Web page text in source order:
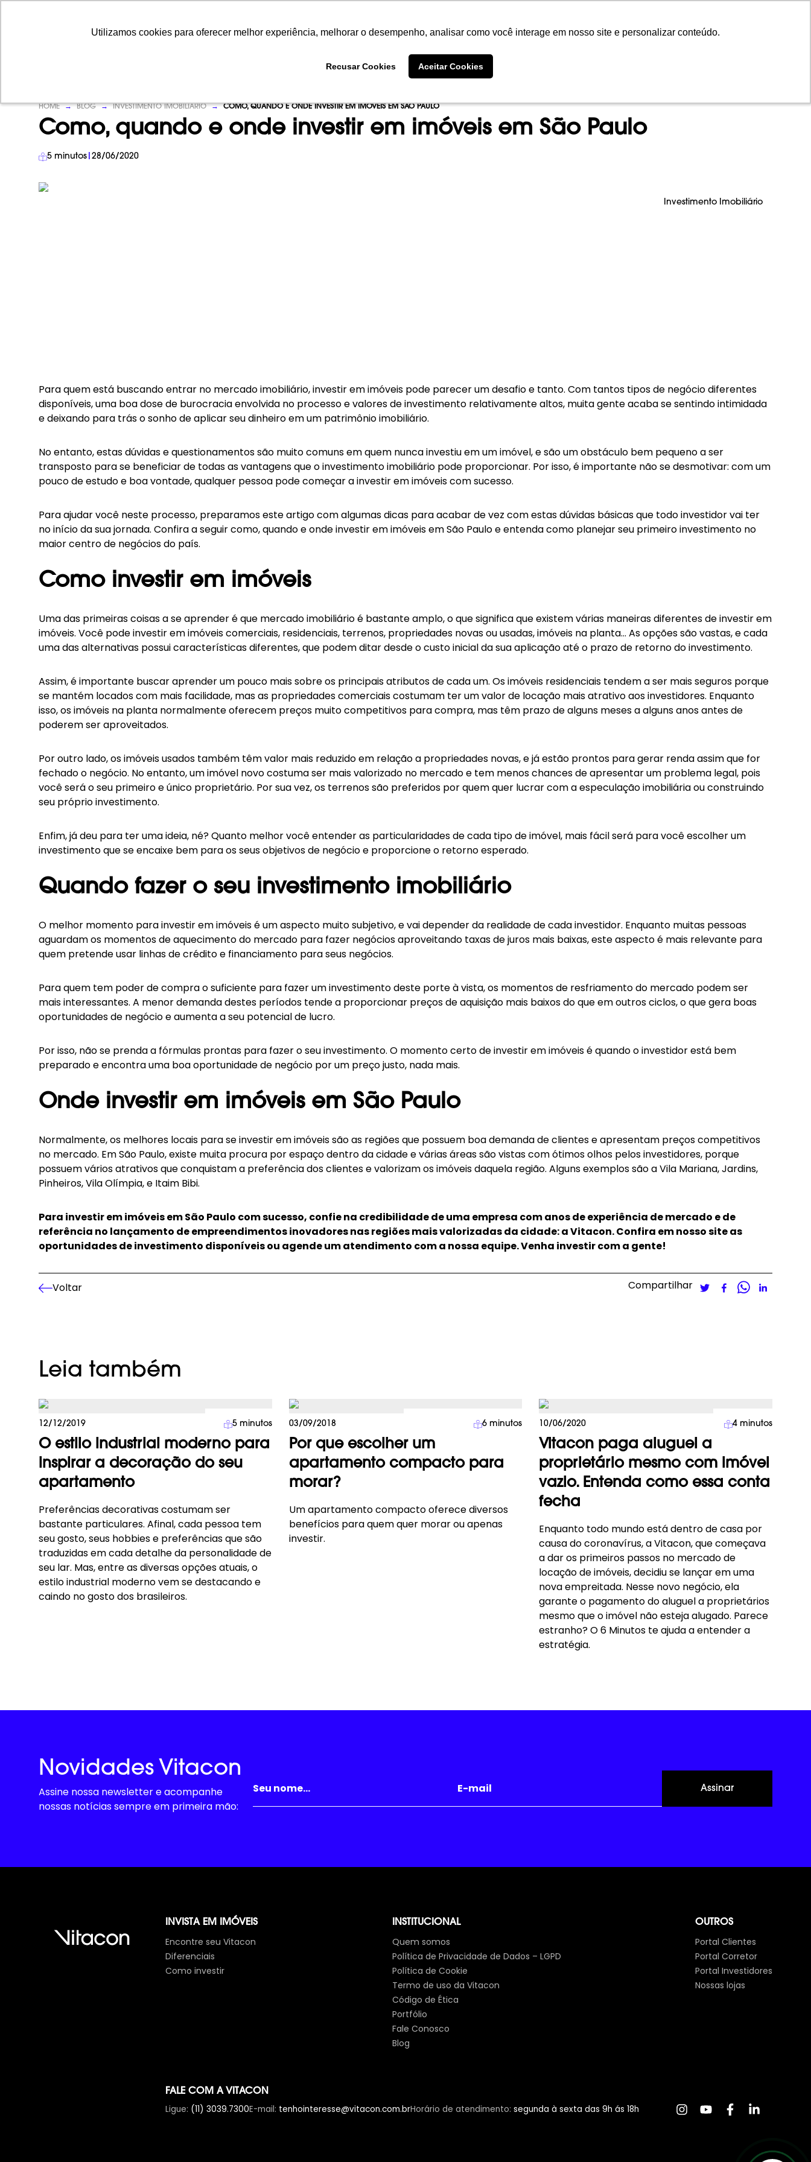
Utilizamos cookies para oferecer melhor experiência, melhorar o desempenho, analisar como você interage em nosso site e personalizar conteúdo.
Recusar Cookies Aceitar Cookies
Utilizamos cookies para oferecer melhor experiência, melhorar o desempenho, analisar como você interage em nosso site e personalizar conteúdo.
Recusar Cookies Aceitar Cookies
SOBRE PORTFÓLIO EMPREENDIMENTOS INVISTA CONTEÚDO EN
HOME → BLOG → INVESTIMENTO IMOBILIÁRIO → COMO, QUANDO E ONDE INVESTIR EM IMÓVEIS EM SÃO PAULO
Como, quando e onde investir em imóveis em São Paulo
5 minutos 28/06/2020
Investimento Imobiliário
Para quem está buscando entrar no mercado imobiliário, investir em imóveis pode parecer um desafio e tanto. Com tantos tipos de negócio diferentes
disponíveis, uma boa dose de burocracia envolvida no processo e valores de investimento relativamente altos, muita gente acaba se sentindo intimidada
e deixando para trás o sonho de aplicar seu dinheiro em um patrimônio imobiliário.
No entanto, estas dúvidas e questionamentos são muito comuns em quem nunca investiu em um imóvel, e são um obstáculo bem pequeno a ser
transposto para se beneficiar de todas as vantagens que o investimento imobiliário pode proporcionar. Por isso, é importante não se desmotivar: com um
pouco de estudo e boa vontade, qualquer pessoa pode começar a investir em imóveis com sucesso.
Para ajudar você neste processo, preparamos este artigo com algumas dicas para acabar de vez com estas dúvidas básicas que todo investidor vai ter
no início da sua jornada. Confira a seguir como, quando e onde investir em imóveis em São Paulo e entenda como planejar seu primeiro investimento no
maior centro de negócios do país.
Como investir em imóveis
Uma das primeiras coisas a se aprender é que mercado imobiliário é bastante amplo, o que significa que existem várias maneiras diferentes de investir em
imóveis. Você pode investir em imóveis comerciais, residenciais, terrenos, propriedades novas ou usadas, imóveis na planta… As opções são vastas, e cada
uma das alternativas possui características diferentes, que podem ditar desde o custo inicial da sua aplicação até o prazo de retorno do investimento.
Assim, é importante buscar aprender um pouco mais sobre os principais atributos de cada um. Os imóveis residenciais tendem a ser mais seguros porque
se mantém locados com mais facilidade, mas as propriedades comerciais costumam ter um valor de locação mais atrativo aos investidores. Enquanto
isso, os imóveis na planta normalmente oferecem preços muito competitivos para compra, mas têm prazo de alguns meses a alguns anos antes de
poderem ser aproveitados.
Por outro lado, os imóveis usados também têm valor mais reduzido em relação a propriedades novas, e já estão prontos para gerar renda assim que for
fechado o negócio. No entanto, um imóvel novo costuma ser mais valorizado no mercado e tem menos chances de apresentar um problema legal, pois
você será o seu primeiro e único proprietário. Por sua vez, os terrenos são preferidos por quem quer lucrar com a especulação imobiliária ou construindo
seu próprio investimento.
Enfim, já deu para ter uma ideia, né? Quanto melhor você entender as particularidades de cada tipo de imóvel, mais fácil será para você escolher um
investimento que se encaixe bem para os seus objetivos de negócio e proporcione o retorno esperado.
Quando fazer o seu investimento imobiliário
O melhor momento para investir em imóveis é um aspecto muito subjetivo, e vai depender da realidade de cada investidor. Enquanto muitas pessoas
aguardam os momentos de aquecimento do mercado para fazer negócios aproveitando taxas de juros mais baixas, este aspecto é mais relevante para
quem pretende usar linhas de crédito e financiamento para seus negócios.
Para quem tem poder de compra o suficiente para fazer um investimento deste porte à vista, os momentos de resfriamento do mercado podem ser
mais interessantes. A menor demanda destes períodos tende a proporcionar preços de aquisição mais baixos do que em outros ciclos, o que gera boas
oportunidades de negócio e aumenta a seu potencial de lucro.
Por isso, não se prenda a fórmulas prontas para fazer o seu investimento. O momento certo de investir em imóveis é quando o investidor está bem
preparado e encontra uma boa oportunidade de negócio por um preço justo, nada mais.
Onde investir em imóveis em São Paulo
Normalmente, os melhores locais para se investir em imóveis são as regiões que possuem boa demanda de clientes e apresentam preços competitivos
no mercado. Em São Paulo, existe muita procura por espaço dentro da cidade e várias áreas são vistas com ótimos olhos pelos investidores, porque
possuem vários atrativos que conquistam a preferência dos clientes e valorizam os imóveis daquela região. Alguns exemplos são a Vila Mariana, Jardins,
Pinheiros, Vila Olímpia, e Itaim Bibi.
Para investir em imóveis em São Paulo com sucesso, confie na credibilidade de uma empresa com anos de experiência de mercado e de
referência no lançamento de empreendimentos inovadores nas regiões mais valorizadas da cidade: a Vitacon.Confira em nosso siteas
oportunidades de investimento disponíveis ou agende um atendimento com a nossa equipe. Venha investir com a gente!
Voltar Compartilhar
Leia também
Decoração
12/12/2019 5 minutos
O estilo industrial moderno para
inspirar a decoração do seu
apartamento
Preferências decorativas costumam ser
bastante particulares. Afinal, cada pessoa tem
seu gosto, seus hobbies e preferências que são
traduzidas em cada detalhe da personalidade de
seu lar. Mas, entre as diversas opções atuais, o
estilo industrial moderno vem se destacando e
caindo no gosto dos brasileiros.
Investimento Imobiliário
03/09/2018 6 minutos
Por que escolher um
apartamento compacto para
morar?
Um apartamento compacto oferece diversos
benefícios para quem quer morar ou apenas
investir.
Imprensa
10/06/2020 4 minutos
Vitacon paga aluguel a
proprietário mesmo com imóvel
vazio. Entenda como essa conta
fecha
Enquanto todo mundo está dentro de casa por
causa do coronavírus, a Vitacon, que começava
a dar os primeiros passos no mercado de
locação de imóveis, decidiu se lançar em uma
nova empreitada. Nesse novo negócio, ela
garante o pagamento do aluguel a proprietários
mesmo que o imóvel não esteja alugado. Parece
estranho? O 6 Minutos te ajuda a entender a
estratégia.
Novidades Vitacon
Assine nossa newsletter e acompanhe
nossas notícias sempre em primeira mão:
Assinar
INVISTA EM IMÓVEIS
Encontre seu Vitacon
Diferenciais
Como investir
INSTITUCIONAL
Quem somos
Política de Privacidade de Dados – LGPD
Política de Cookie
Termo de uso da Vitacon
Código de Ética
Portfólio
Fale Conosco
Blog
OUTROS
Portal Clientes
Portal Corretor
Portal Investidores
Nossas lojas
FALE COM A VITACON
Ligue: (11) 3039.7300E-mail: tenhointeresse@vitacon.com.brHorário de atendimento: segunda à sexta das 9h ás 18h